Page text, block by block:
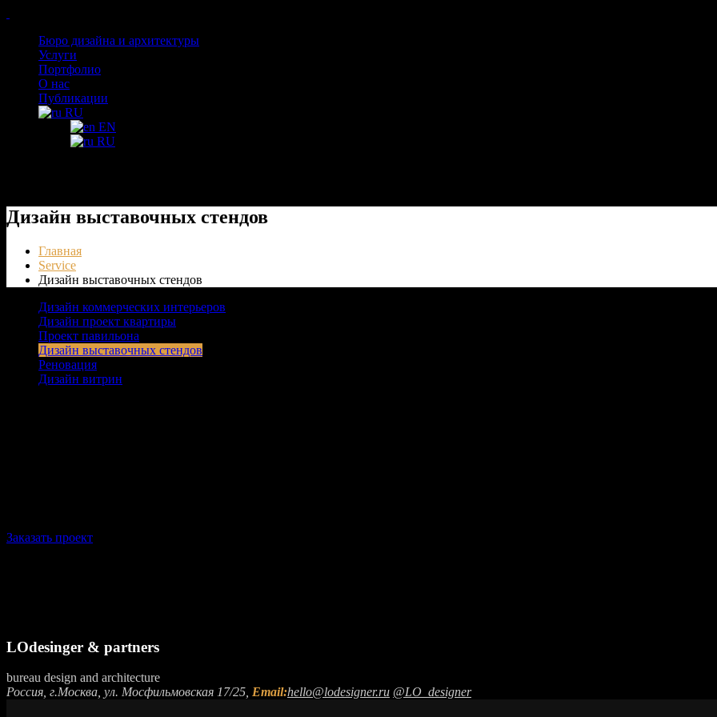
Бюро дизайна и архитектуры
Услуги
Портфолио
О нас
Публикации
RU
EN
RU
Дизайн выставочных стендов
Главная
Service
Дизайн выставочных стендов
Дизайн коммерческих интерьеров
Дизайн проект квартиры
Проект павильона
Дизайн выставочных стендов
Реновация
Дизайн витрин
Заказать проект
LOdesinger & partners
bureau design and architecture
Россия, г.Москва, ул. Мосфильмовская 17/25, Email:hello@lodesigner.ru @LO_designer